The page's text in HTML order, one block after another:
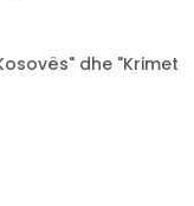
dhe "Krimet